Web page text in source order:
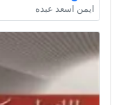
ايمن اسعد عبده